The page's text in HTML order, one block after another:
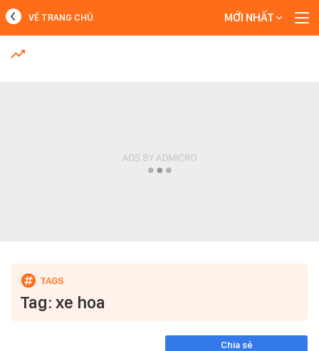
MỚI NHẤT
VỀ TRANG CHỦ MỚI NHẤT
Tag: xe hoa
Chia sẻ